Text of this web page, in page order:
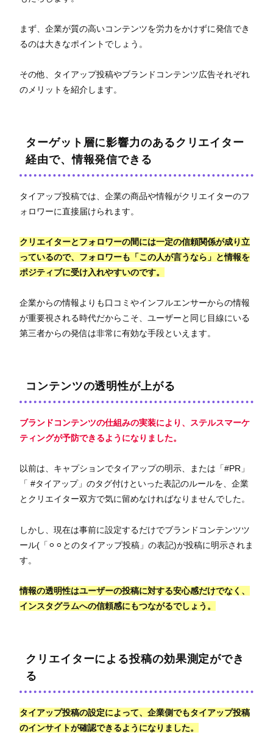
まず、企業が質の高いコンテンツを労力をかけずに発信でき
るのは大きなポイントでしょう。
その他、タイアップ投稿やブランドコンテンツ広告それぞれ
のメリットを紹介します。
ターゲット層に影響力のあるクリエイター
経由で、情報発信できる
タイアップ投稿では、企業の商品や情報がクリエイターのフ
ォロワーに直接届けられます。
クリエイターとフォロワーの間には一定の信頼関係が成り立
っているので、フォロワーも「この人が言うなら」と情報を
ポジティブに受け入れやすいのです。
企業からの情報よりも口コミやインフルエンサーからの情報
が重要視される時代だからこそ、ユーザーと同じ目線にいる
第三者からの発信は非常に有効な手段といえます。
コンテンツの透明性が上がる
ブランドコンテンツの仕組みの実装により、ステルスマーケ
ティングが予防できるようになりました。
以前は、キャプションでタイアップの明示、または「#PR」
「 #タイアップ」のタグ付けといった表記のルールを、企業
とクリエイター双方で気に留めなければなりませんでした。
しかし、現在は事前に設定するだけでブランドコンテンツツ
ール(「⚪︎⚪︎とのタイアップ投稿」の表記)が投稿に明示されま
す。
情報の透明性はユーザーの投稿に対する安心感だけでなく、
インスタグラムへの信頼感にもつながるでしょう。
クリエイターによる投稿の効果測定ができ
る
タイアップ投稿の設定によって、企業側でもタイアップ投稿
のインサイトが確認できるようになりました。